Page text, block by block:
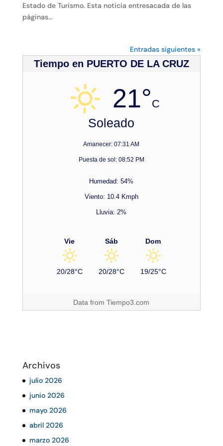
Estado de Turismo. Esta noticia entresacada de las
páginas...
Entradas siguientes »
Tiempo en PUERTO DE LA CRUZ
21°C
Soleado
Amanecer: 07:31 AM
Puesta de sol: 08:52 PM
Humedad: 54%
Viento: 10.4 Kmph
Lluvia: 2%
Vie
20/28°C
Sáb
20/28°C
Dom
19/25°C
Data fromTiempo3.com
Archivos
julio 2026
junio 2026
mayo 2026
abril 2026
marzo 2026